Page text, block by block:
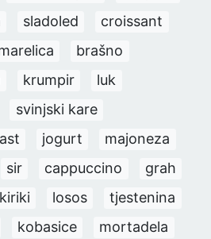
sladoled
croissant
brašno
krumpir
luk
svinjski kare
jogurt
majoneza
sir cappuccino
grah
losos
tjestenina
kobasice
mortadela